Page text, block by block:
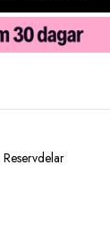
Reservdelar